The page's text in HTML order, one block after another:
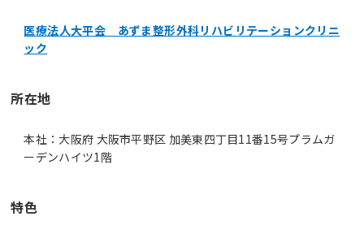
医療法人大平会 あずま整形外科リハビリテーションクリニ
ック
所在地
本社：大阪府 大阪市平野区 加美東四丁目11番15号プラムガ
ーデンハイツ1階
特色